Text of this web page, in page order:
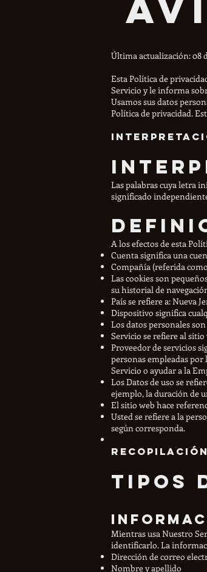
Última actualización: 08
Esta Política de
Servicio y le informa
Usamos sus datos
Política de privacidad.
Las palabras cuya letra
significado
A los efectos de esta
Cuenta significa una
Compañía (referida
Las cookies son
su historial de
País se refiere a: Nueva
Dispositivo significa
Los datos personales
Servicio se refiere al sitio
Proveedor de servicios
personas empleadas
Servicio o ayudar a la
Los Datos de uso se
ejemplo, la duración de
El sitio web hace
Usted se refiere a la
según corresponda.
Tipos
Mientras usa Nuestro
identificarlo. La
Dirección de correo
Nombre y apellido